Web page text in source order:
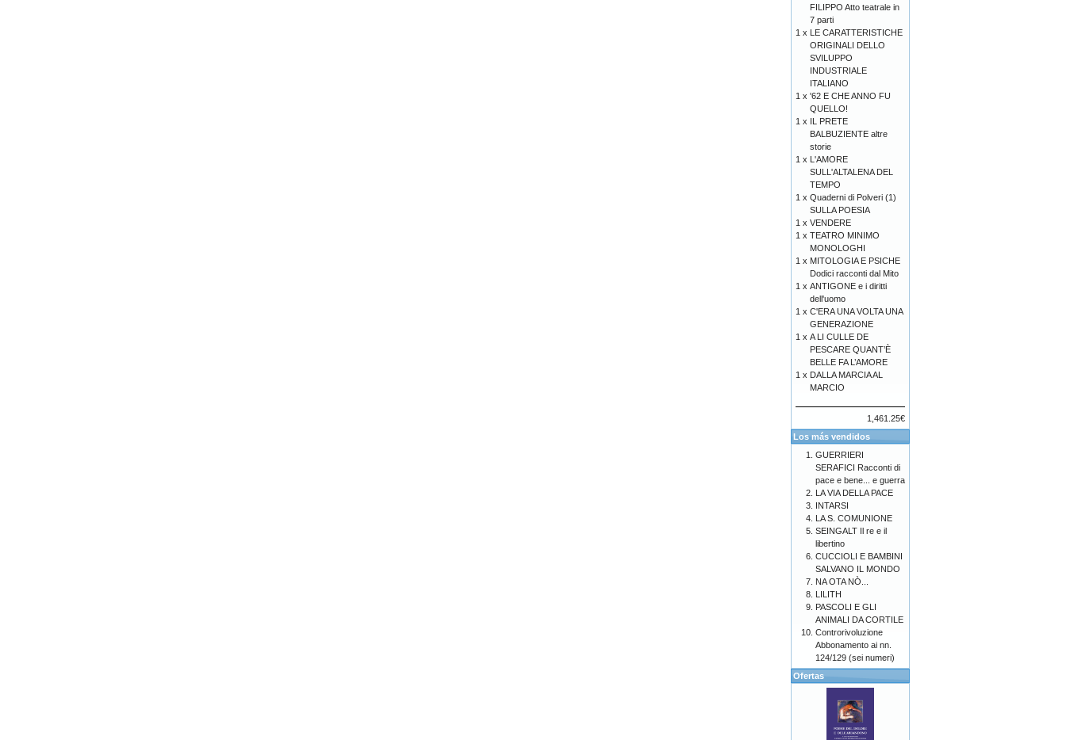
FILIPPO Atto teatrale in
7 parti
1 x LE CARATTERISTICHE
ORIGINALI DELLO
SVILUPPO
INDUSTRIALE
ITALIANO
1 x '62 E CHE ANNO FU
QUELLO!
1 x IL PRETE
BALBUZIENTE altre
storie
1 x L'AMORE
SULL'ALTALENA DEL
TEMPO
1 x Quaderni di Polveri (1)
SULLA POESIA
1 x VENDERE
1 x TEATRO MINIMO
MONOLOGHI
1 x MITOLOGIA E PSICHE
Dodici racconti dal Mito
1 x ANTIGONE e i diritti
dell'uomo
1 x C'ERA UNA VOLTA UNA
GENERAZIONE
1 x A LI CULLE DE
PESCARE QUANT’È
BELLE FA L’AMORE
1 x DALLA MARCIA AL
MARCIO
1,461.25€
Los más vendidos
GUERRIERI
SERAFICI Racconti di
pace e bene... e guerra
LA VIA DELLA PACE
INTARSI
LA S. COMUNIONE
SEINGALT Il re e il
libertino
CUCCIOLI E BAMBINI
SALVANO IL MONDO
NA OTA NÒ...
LILITH
PASCOLI E GLI
ANIMALI DA CORTILE
Controrivoluzione
Abbonamento ai nn.
124/129 (sei numeri)
Ofertas